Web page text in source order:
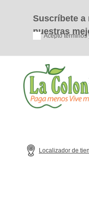
Suscríbete
nuestras
Acepto
Localizador de